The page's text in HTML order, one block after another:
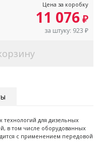
Цена за коробку
11 076₽
за штуку: 923 ₽
технологий для дизельных
в том числе оборудованных
с применением передовой